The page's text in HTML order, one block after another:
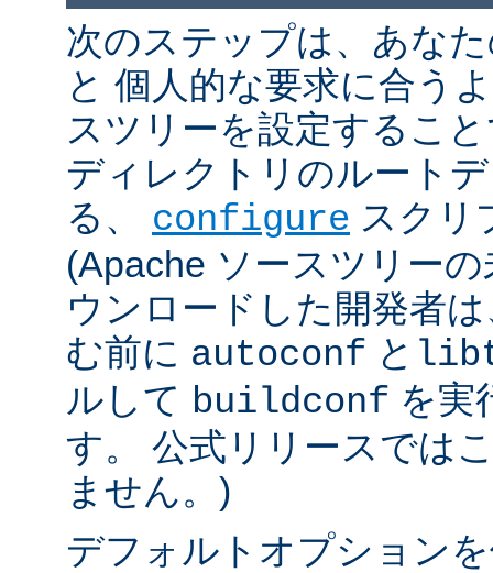
次のステップは、あな
と 個人的な要求に合う
スツリーを設定するこ
ディレクトリのルート
る、 configure スクリ
(Apache ソースツリー
ウンロードした開発者
む前に autoconf と
ルして buildconf を実
す。 公式リリースでは
ません。)
デフォルトオプション